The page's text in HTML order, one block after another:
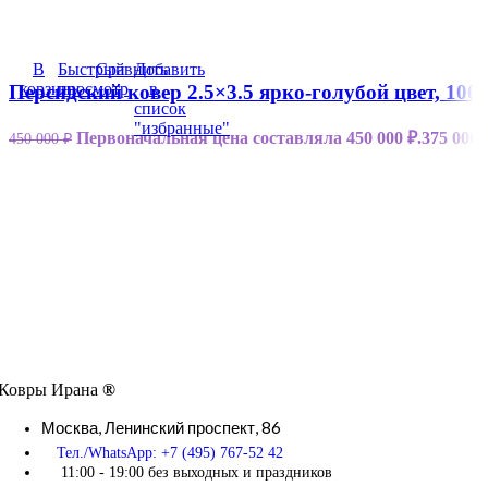
В
корзину
Быстрый
просмотр
СравнитьДобавить
в
список
"избранные"
Персидский ковер 2.5×3.5 ярко-голубой цвет,
450 000₽ Первоначальная цена составляла 450 000 ₽.375 000
Ирана ®
Москва,Ленинский проспект, 86
Тел./WhatsApp: +7 (495) 767-52 42
11:00 - 19:00 без выходных и праздников